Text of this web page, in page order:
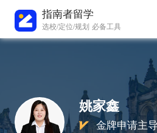
指南者留学
选校/定位/规划 必备工具
姚家鑫
金牌申请主